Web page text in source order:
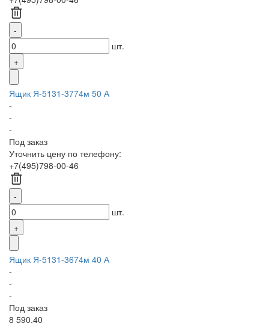
шт.
Ящик Я-5131-3774м 50 А
-
-
-
Под заказ
Уточнить цену по телефону:
+7(495)798-00-46
шт.
Ящик Я-5131-3674м 40 А
-
-
-
Под заказ
8 590.40